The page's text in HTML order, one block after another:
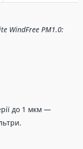
WindFree PM1.0:
до 1 мкм —